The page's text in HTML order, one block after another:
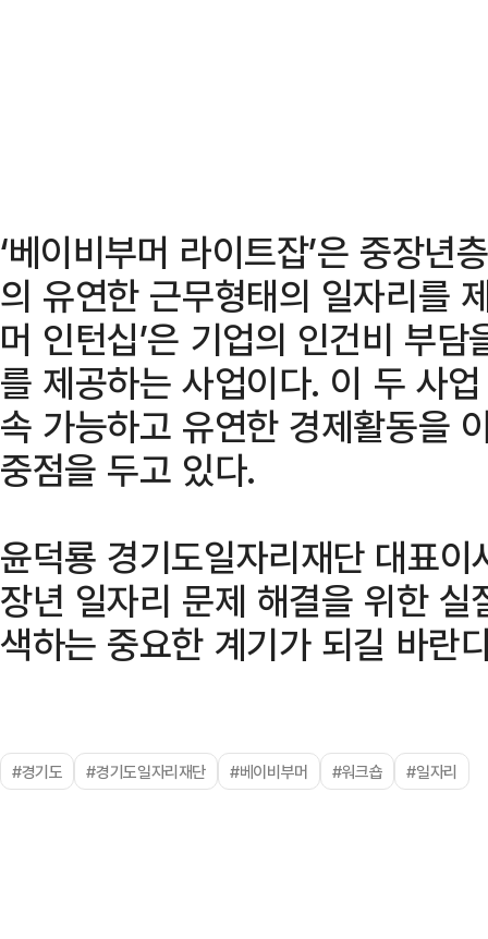
‘베이비부머 라이트잡’은 중장
의 유연한 근무형태의 일자리를
머 인턴십’은 기업의 인건비 부
를 제공하는 사업이다. 이 두 사
속 가능하고 유연한 경제활동을
중점을 두고 있다.
윤덕룡 경기도일자리재단 대표
장년 일자리 문제 해결을 위한
색하는 중요한 계기가 되길 바란
#경기도 #경기도일자리재단 #베이비부머 #워크숍 #일자리